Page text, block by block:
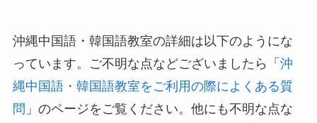
沖縄中国語・韓国語教室の詳細は以下のようにな
っています。ご不明な点などございましたら「 沖
縄中国語・韓国語教室をご利用の際によくある質
問 」のページをご覧ください。他にも不明な点な